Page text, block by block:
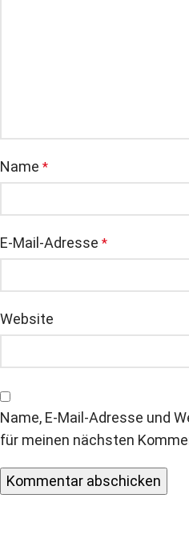
Name *
E-Mail-Adresse *
Website
Name, E-Mail-Adresse und
für meinen nächsten